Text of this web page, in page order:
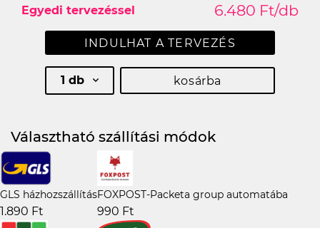
Egyedi tervezéssel 6.480 Ft/db
INDULHAT A TERVEZÉS
1 db kosárba
Választható szállítási módok
GLS házhozszállítás
1.890 Ft
FOXPOST-Packeta group automatába
990 Ft